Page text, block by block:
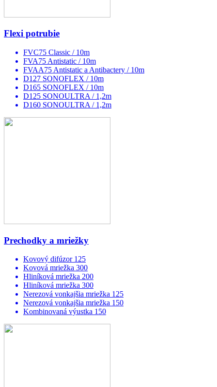
Flexi potrubie
FVC75 Classic / 10m
FVA75 Antistatic / 10m
FVAA75 Antistatic a Antibactery / 10m
D127 SONOFLEX / 10m
D165 SONOFLEX / 10m
D125 SONOULTRA / 1,2m
D160 SONOULTRA / 1,2m
Prechodky a mriežky
Kovový difúzor 125
Kovová mriežka 300
Hliníková mriežka 200
Hliníková mriežka 300
Nerezová vonkajšia mriežka 125
Nerezová vonkajšia mriežka 150
Kombinovaná výustka 150